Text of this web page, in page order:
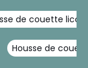
de couette
Housse de